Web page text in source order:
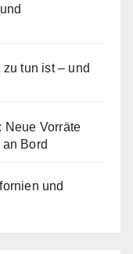
tun ist – und
Neue Vorräte
Bord
und